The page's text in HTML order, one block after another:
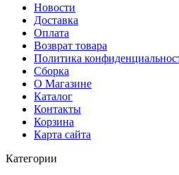
Новости
Доставка
Оплата
Возврат товара
Политика
Сборка
О Магазине
Каталог
Контакты
Корзина
Карта сайта
Категории